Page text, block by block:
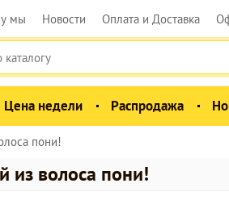
мы Новости Оплата и Доставка
Цена недели Распродажа
пони!
из волоса пони!